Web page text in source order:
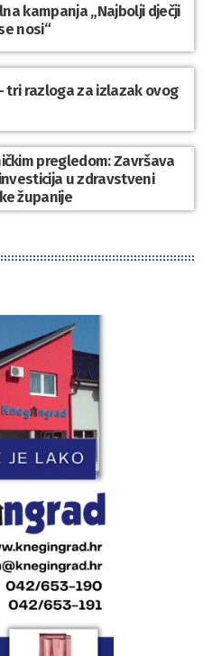
kampanja „Najbolji dječji
nosi“
tri razloga za izlazak ovog
pregledom: Završava
u zdravstveni
županije